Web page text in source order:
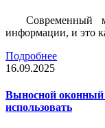
Современный
информации, и это
Подробнее
16.09.2025
Выносной оконный
использовать